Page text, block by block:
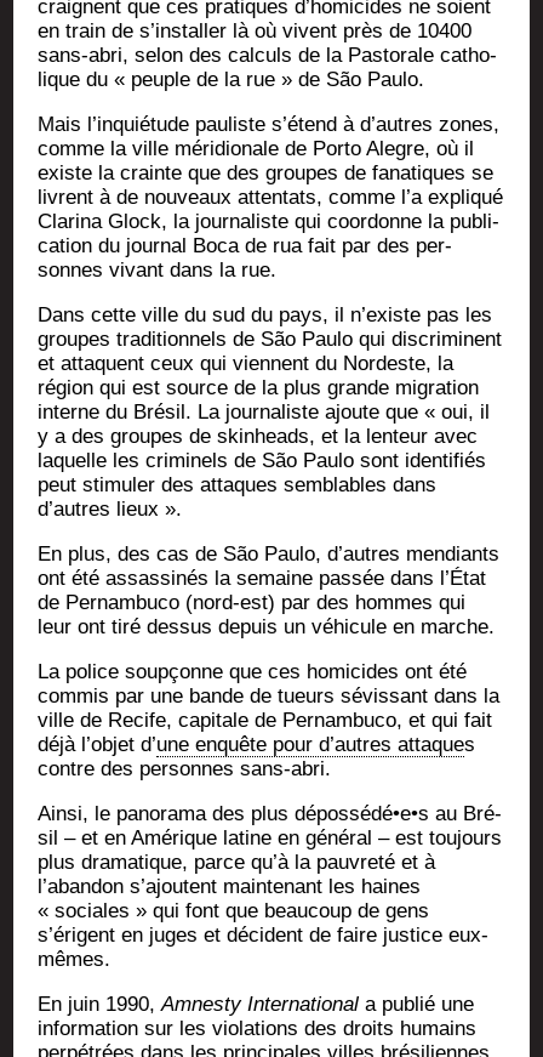
craignent que ces pra­tiques d’homicides ne soient
en train de s’installer là où vivent près de 10400
sans-abri, selon des cal­culs de la Pas­to­rale catho­
lique du « peuple de la rue » de São Paulo.
Mais l’inquiétude pau­liste s’étend à d’autres zones,
comme la ville méri­dio­nale de Por­to Alegre, où il
existe la crainte que des groupes de fana­tiques se
livrent à de nou­veaux atten­tats, comme l’a expli­qué
Cla­ri­na Glock, la jour­na­liste qui coor­donne la publi­
ca­tion du jour­nal Boca de rua fait par des per­
sonnes vivant dans la rue.
Dans cette ville du sud du pays, il n’existe pas les
groupes tra­di­tion­nels de São Pau­lo qui dis­cri­minent
et attaquent ceux qui viennent du Nor­deste, la
région qui est source de la plus grande migra­tion
interne du Bré­sil. La jour­na­liste ajoute que « oui, il
y a des groupes de skin­heads, et la len­teur avec
laquelle les cri­mi­nels de São Pau­lo sont iden­ti­fiés
peut sti­mu­ler des attaques sem­blables dans
d’autres lieux ».
En plus, des cas de São Pau­lo, d’autres men­diants
ont été assas­si­nés la semaine pas­sée dans l’État
de Per­nam­bu­co (nord-est) par des hommes qui
leur ont tiré des­sus depuis un véhi­cule en marche.
La police soup­çonne que ces homi­cides ont été
com­mis par une bande de tueurs sévis­sant dans la
ville de Recife, capi­tale de Per­nam­bu­co, et qui fait
déjà l’objet d’une enquête pour d’autres attaques
contre des per­sonnes sans-abri.
Ain­si, le pano­ra­ma des plus dépossédé•e•s au Bré­
sil – et en Amé­rique latine en géné­ral – est tou­jours
plus dra­ma­tique, parce qu’à la pau­vre­té et à
l’abandon s’ajoutent main­te­nant les haines
« sociales » qui font que beau­coup de gens
s’érigent en juges et décident de faire jus­tice eux-
mêmes.
En juin 1990,Amnes­ty Inter­na­tio­nal a publié une
infor­ma­tion sur les vio­la­tions des droits humains
per­pé­trées dans les prin­ci­pales villes bré­si­liennes